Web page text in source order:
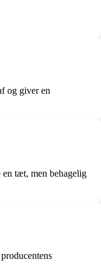
og giver en
en tæt, men behagelig